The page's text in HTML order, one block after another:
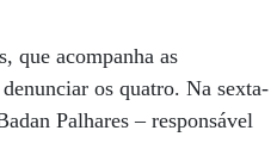
que acompanha as
os quatro. Na sexta-
Palhares – responsável